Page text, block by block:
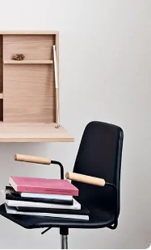
Jūsų klausimą, bet
pateiktą
- pateiksiu
pasiklausti